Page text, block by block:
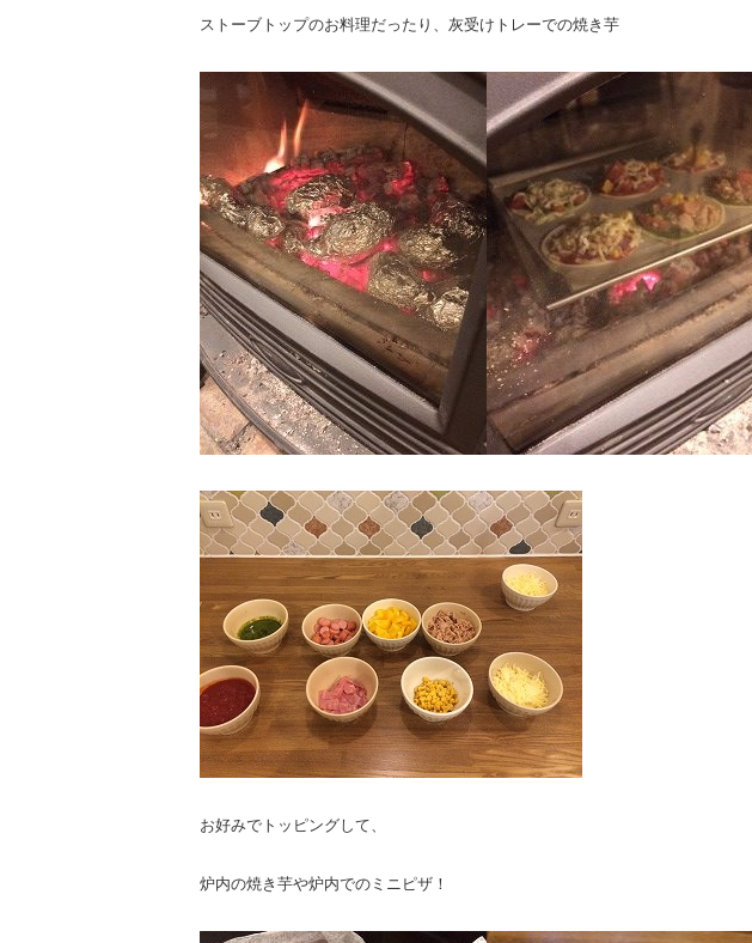
ストーブトップのお料理だったり、灰受けトレーでの焼き芋
お好みでトッピングして、
炉内の焼き芋や炉内でのミニピザ！